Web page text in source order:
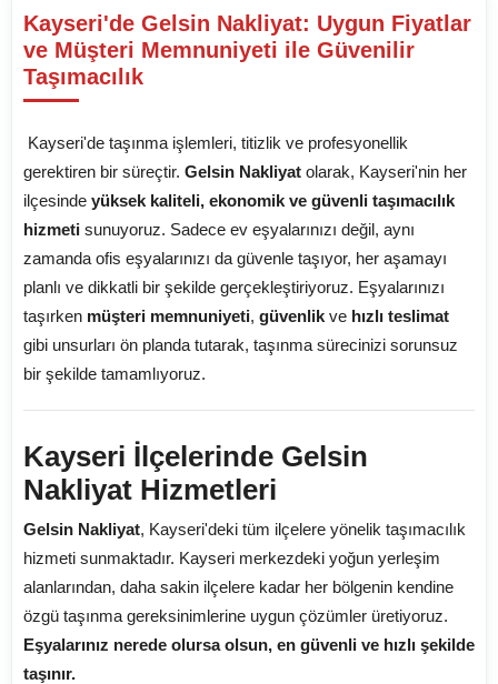
Kayseri'de Gelsin Nakliyat: Uygun Fiyatlar
ve Müşteri Memnuniyeti ile Güvenilir
Taşımacılık
Kayseri'de taşınma işlemleri, titizlik ve profesyonellik
gerektiren bir süreçtir. Gelsin Nakliyat olarak, Kayseri'nin her
ilçesinde yüksek kaliteli, ekonomik ve güvenli taşımacılık
hizmeti sunuyoruz. Sadece ev eşyalarınızı değil, aynı
zamanda ofis eşyalarınızı da güvenle taşıyor, her aşamayı
planlı ve dikkatli bir şekilde gerçekleştiriyoruz. Eşyalarınızı
taşırken müşteri memnuniyeti, güvenlik ve hızlı teslimat
gibi unsurları ön planda tutarak, taşınma sürecinizi sorunsuz
bir şekilde tamamlıyoruz.
Kayseri İlçelerinde Gelsin
Nakliyat Hizmetleri
Gelsin Nakliyat, Kayseri'deki tüm ilçelere yönelik taşımacılık
hizmeti sunmaktadır. Kayseri merkezdeki yoğun yerleşim
alanlarından, daha sakin ilçelere kadar her bölgenin kendine
özgü taşınma gereksinimlerine uygun çözümler üretiyoruz.
Eşyalarınız nerede olursa olsun, en güvenli ve hızlı şekilde
taşınır.